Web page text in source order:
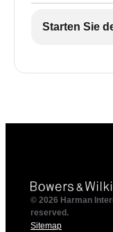
Starten Sie
© 2026 Harman
reserved.
Sitemap